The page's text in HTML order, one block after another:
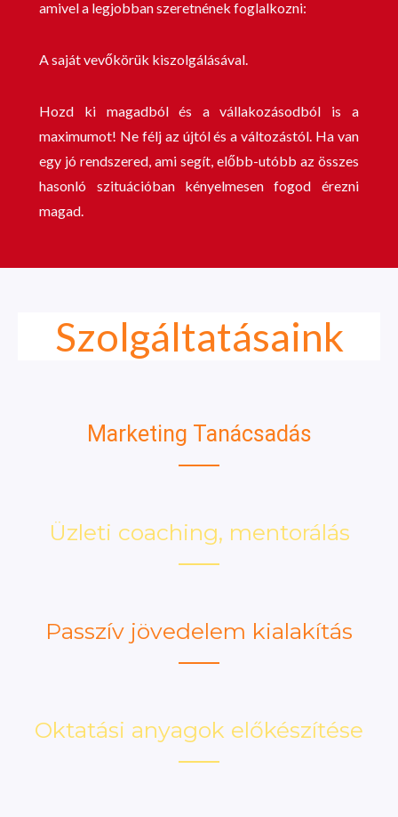
amivel a legjobban szeretnének foglalkozni:
A saját vevőkörük kiszolgálásával.
Hozd ki magadból és a vállakozásodból is a
maximumot! Ne félj az újtól és a változástól. Ha van
egy jó rendszered, ami segít, előbb-utóbb az összes
hasonló szituációban kényelmesen fogod érezni
magad.
Szolgáltatásaink
Marketing Tanácsadás
Üzleti coaching, mentorálás
Passzív jövedelem kialakítás
Oktatási anyagok előkészítése